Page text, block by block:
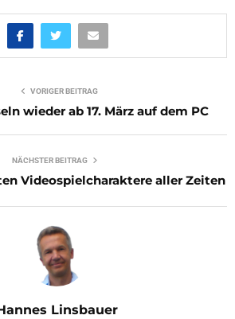
VORIGER BEITRAG
wieder ab 17. März auf dem PC
NÄCHSTER BEITRAG
Videospielcharaktere aller Zeiten
Linsbauer